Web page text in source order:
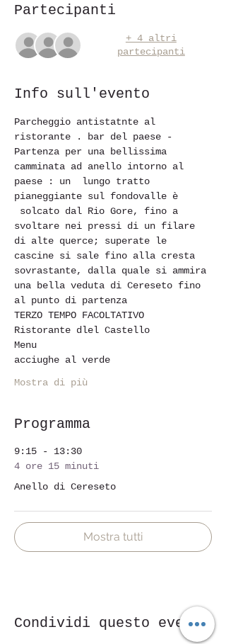
Partecipanti
+ 4 altri
partecipanti
Info sull'evento
Parcheggio antistatnte al
ristorante . bar del paese -
Partenza per una bellissima
camminata ad anello intorno al
paese : un  lungo tratto
pianeggiante sul fondovalle è
solcato dal Rio Gore, fino a
svoltare nei pressi di un filare
di alte querce; superate le
cascine si sale fino alla cresta
sovrastante, dalla quale si ammira
una bella veduta di Cereseto fino
al punto di partenza
TERZO TEMPO FACOLTATIVO
Ristorante dlel Castello
Menu
acciughe al verde
Mostra di più
Programma
9:15 - 13:30
4 ore 15 minuti
Anello di Cereseto
Mostra tutti
Condividi questo evento